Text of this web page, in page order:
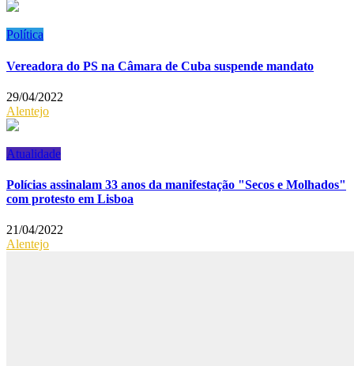
Política
Vereadora do PS na Câmara de Cuba suspende mandato
29/04/2022
Alentejo
Atualidade
Polícias assinalam 33 anos da manifestação "Secos e Molhados"
com protesto em Lisboa
21/04/2022
Alentejo